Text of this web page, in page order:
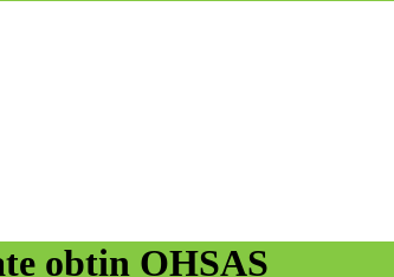
obtin OHSAS